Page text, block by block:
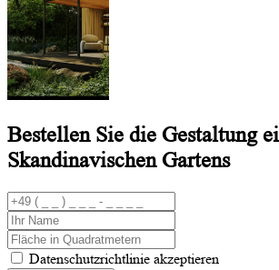
Bestellen Sie die Gestaltung
Skandinavischen Gartens
Datenschutzrichtlinie akzeptieren